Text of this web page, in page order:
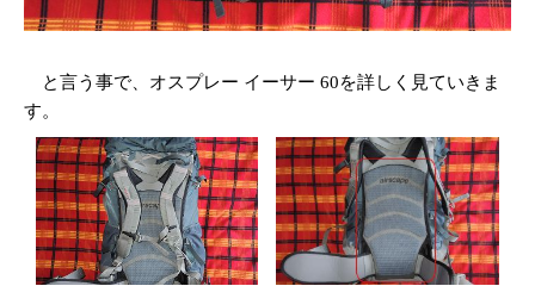
と言う事で、オスプレー イーサー 60を詳しく見ていきま
す。